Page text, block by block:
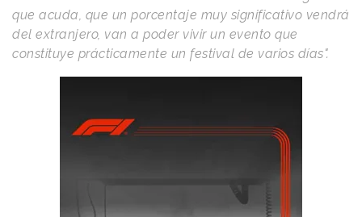
que acuda, que un porcentaje muy significativo vendrá
del extranjero, van a poder vivir un evento que
constituye prácticamente un festival de varios días".